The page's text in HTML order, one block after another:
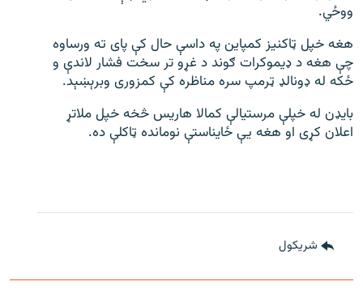
ووځي.
هغه خپل ټاکنیز کمپاین په داسې حال کې پای ته ورساوه
چې هغه د ډیموکرات ګوند د غړو تر سخت فشار لاندې و
ځکه له ډونالډ ټرمپ سره مناظره کې کمزوری وبرېښېد.
بایډن له خپلې مرستیالې کمالا هاریس څخه خپل ملاتړ
اعلان کړی او هغه یې ځایناستې نومانده ټاکلې ده.
شريکول